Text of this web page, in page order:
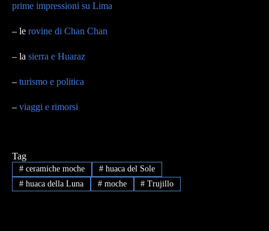
prime impressioni su Lima
– le rovine di Chan Chan
– la sierra e Huaraz
– turismo e politica
– viaggi e rimorsi
Tag
#ceramiche moche #huaca del Sole
#huaca della Luna #moche # Trujillo